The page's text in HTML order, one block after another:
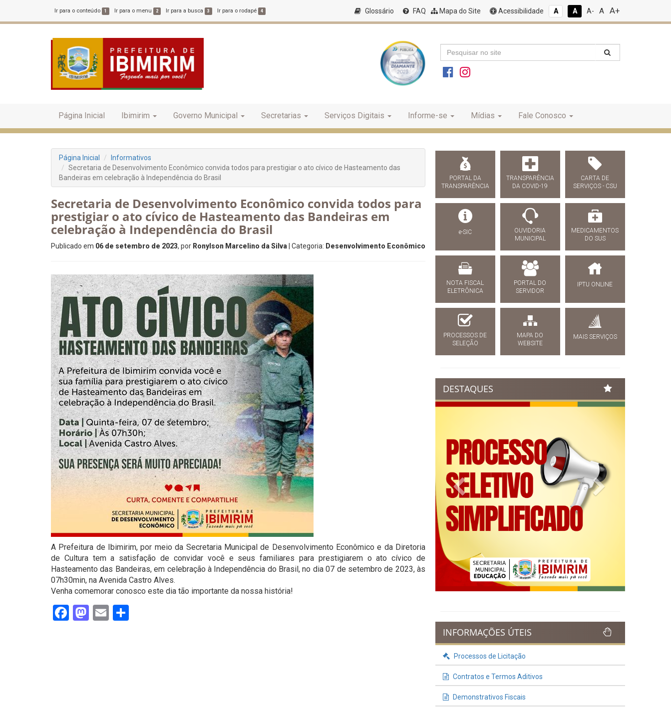
Ir para o conteúdo 1 Ir para o menu 2 Ir para a busca 3 Ir para o rodapé 4 Glossário FAQ Mapa do Site Acessibilidade A A A- A A+
Página Inicial Ibimirim Governo Municipal Secretarias Serviços Digitais Informe-se Mídias Fale Conosco
Página Inicial
Informativos
Secretaria de Desenvolvimento Econômico convida todos para prestigiar o ato cívico de Hasteamento das
Bandeiras em celebração à Independência do Brasil
Secretaria de Desenvolvimento Econômico convida todos para
prestigiar o ato cívico de Hasteamento das Bandeiras em
celebração à Independência do Brasil
Publicado em 06 de setembro de 2023, por Ronylson Marcelino da Silva | Categoria: Desenvolvimento Econômico
A Prefeitura de Ibimirim, por meio da Secretaria Municipal de Desenvolvimento Econômico e da Diretoria
de Cultura tem a satisfação de convidar você e seus familiares para prestigiarem o ato cívico de
Hasteamento das Bandeiras, em celebração à Independência do Brasil, no dia 07 de setembro de 2023, às
07h30min, na Avenida Castro Alves.
Venha comemorar conosco este dia tão importante da nossa história!
Facebook
Mastodon
Email
PORTAL DA
TRANSPARÊNCIA
TRANSPARÊNCIA
DA COVID-19
CARTA DE
SERVIÇOS - CSU
e-SIC
OUVIDORIA
MUNICIPAL
MEDICAMENTOS
DO SUS
NOTA FISCAL
ELETRÔNICA
PORTAL DO
SERVIDOR
IPTU ONLINE
PROCESSOS DE
SELEÇÃO
MAPA DO
WEBSITE
MAIS SERVIÇOS
DESTAQUES
Previous Next
INFORMAÇÕES ÚTEIS
Processos de Licitação
Contratos e Termos Aditivos
Demonstrativos Fiscais